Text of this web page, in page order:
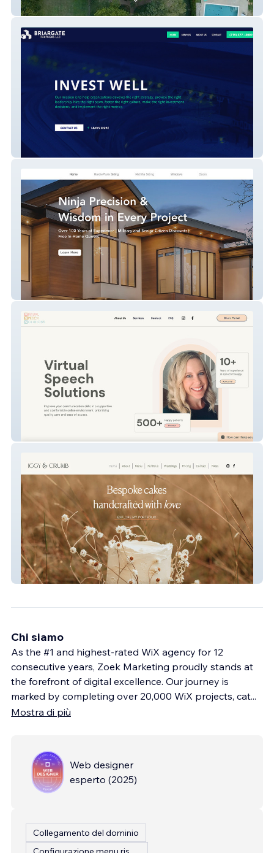
March Roofing LLC
Briargate Partners
Iggy & Crumb
Chi siamo
As the #1 and highest-rated WiX agency for 12
consecutive years, Zoek Marketing proudly stands at
the forefront of digital excellence. Our journey is
marked by completing over 20,000 WiX projects, cat...
Mostra di più
Web designer
esperto (2025)
Collegamento del dominio